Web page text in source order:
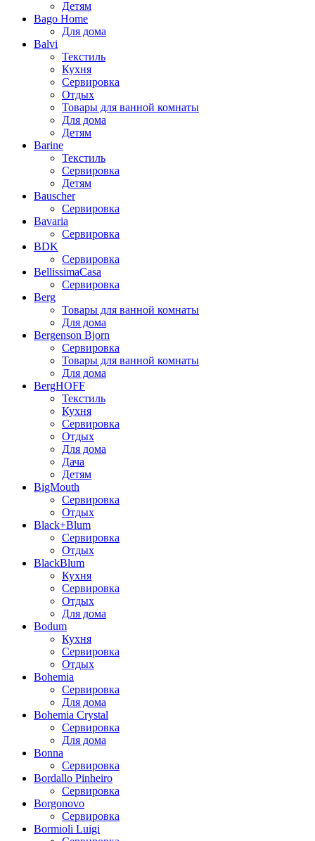
Детям
Bago Home
Для дома
Balvi
Текстиль
Кухня
Сервировка
Отдых
Товары для ванной комнаты
Для дома
Детям
Barine
Текстиль
Сервировка
Детям
Bauscher
Сервировка
Bavaria
Сервировка
BDK
Сервировка
BellissimaCasa
Сервировка
Berg
Товары для ванной комнаты
Для дома
Bergenson Bjorn
Сервировка
Товары для ванной комнаты
Для дома
BergHOFF
Текстиль
Кухня
Сервировка
Отдых
Для дома
Дача
Детям
BigMouth
Сервировка
Отдых
Black+Blum
Сервировка
Отдых
BlackBlum
Кухня
Сервировка
Отдых
Для дома
Bodum
Кухня
Сервировка
Отдых
Bohemia
Сервировка
Для дома
Bohemia Crystal
Сервировка
Для дома
Bonna
Сервировка
Bordallo Pinheiro
Сервировка
Borgonovo
Сервировка
Bormioli Luigi